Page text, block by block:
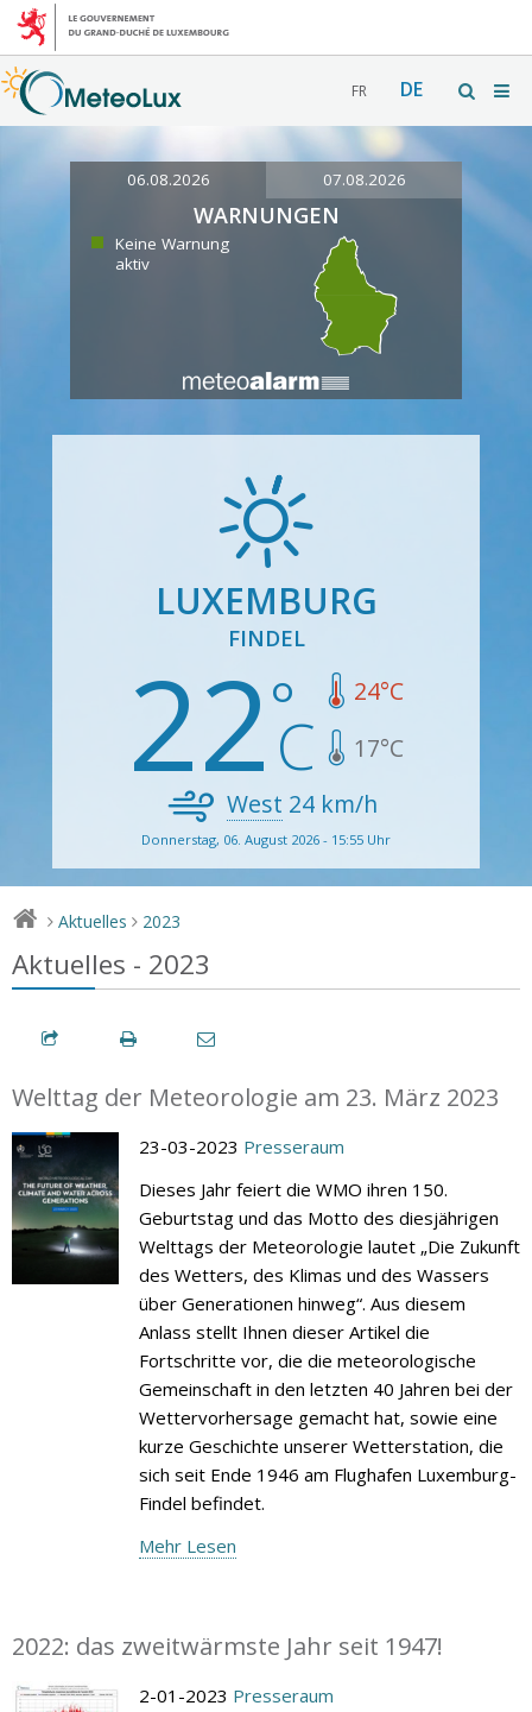
FR DE
06.08.2026 07.08.2026
WARNUNGEN
Keine Warnung
aktiv
LUXEMBURG
FINDEL
22 24°C
17°C
West 24 km/h
Donnerstag, 06. August 2026 - 15:55 Uhr
> Aktuelles > 2023
Aktuelles - 2023
Welttag der Meteorologie am 23. März 2023
23-03-2023 Presseraum
Dieses Jahr feiert die WMO ihren 150.
Geburtstag und das Motto des diesjährigen
Welttags der Meteorologie lautet „Die Zukunft
des Wetters, des Klimas und des Wassers
über Generationen hinweg“. Aus diesem
Anlass stellt Ihnen dieser Artikel die
Fortschritte vor, die die meteorologische
Gemeinschaft in den letzten 40 Jahren bei der
Wettervorhersage gemacht hat, sowie eine
kurze Geschichte unserer Wetterstation, die
sich seit Ende 1946 am Flughafen Luxemburg-
Findel befindet.
Mehr Lesen
2022: das zweitwärmste Jahr seit 1947!
2-01-2023 Presseraum